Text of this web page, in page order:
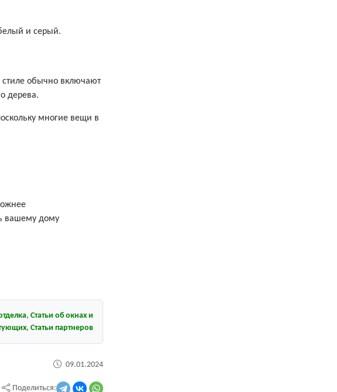
и серый.
стиле обычно включают
дерева.
многие вещи в
вашему дому
, Статьи об окнах и
, Статьи партнеров
09.01.2024
Поделиться: